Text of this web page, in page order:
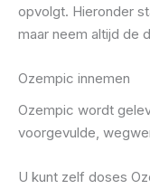
opvolgt. Hieronder
maar neem altijd de
Ozempic innemen
Ozempic wordt
voorgevulde,
U kunt zelf doses